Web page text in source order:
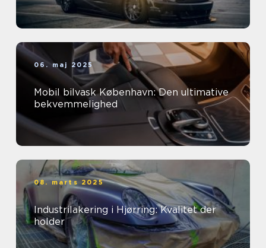
06. maj 2025
Mobil bilvask København: Den ultimative
bekvemmelighed
08. marts 2025
Industrilakering i Hjørring: Kvalitet der
holder